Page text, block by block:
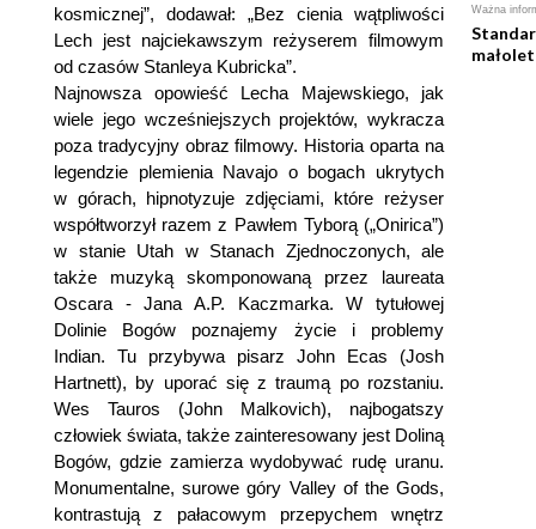
kosmicznej”, dodawał: „Bez cienia wątpliwości
Lech jest najciekawszym reżyserem filmowym
od czasów Stanleya Kubricka”.
Najnowsza opowieść Lecha Majewskiego, jak
wiele jego wcześniejszych projektów, wykracza
poza tradycyjny obraz filmowy. Historia oparta na
legendzie plemienia Navajo o bogach ukrytych
w górach, hipnotyzuje zdjęciami, które reżyser
współtworzył razem z Pawłem Tyborą („Onirica”)
w stanie Utah w Stanach Zjednoczonych, ale
także muzyką skomponowaną przez laureata
Oscara - Jana A.P. Kaczmarka. W tytułowej
Dolinie Bogów poznajemy życie i problemy
Indian. Tu przybywa pisarz John Ecas (Josh
Hartnett), by uporać się z traumą po rozstaniu.
Wes Tauros (John Malkovich), najbogatszy
człowiek świata, także zainteresowany jest Doliną
Bogów, gdzie zamierza wydobywać rudę uranu.
Monumentalne, surowe góry Valley of the Gods,
kontrastują z pałacowym przepychem wnętrz
Ważna